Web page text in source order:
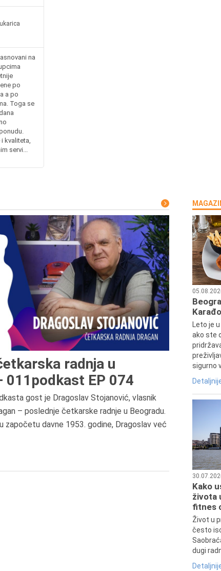
na
po
a po
Toga se
kvaliteta,
servi...
radnja u
011podkast EP 074
gost je Dragoslav Stojanović, vlasnik
– poslednje četkarske radnje u Beogradu.
započetu davne 1953. godine, Dragoslav već
Leto je
ako ste
sigurno
Kako
života
fitnes
Život u
često
dugi